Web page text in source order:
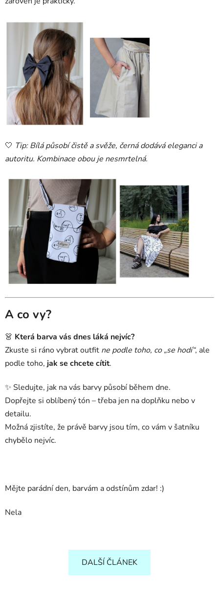
🤍 Tip: Bílá působí čistě a svěže, černá dodává eleganci a
autoritu. Kombinace obou je nesmrtelná.
A co vy?
👗 Která barva vás dnes láká nejvíc?
Zkuste si ráno vybrat outfit ne podle toho, co „se hodí“, ale
podle toho, jak se chcete cítit.
✨ Sledujte, jak na vás barvy působí během dne.
Dopřejte si oblíbený tón – třeba jen na doplňku nebo v
detailu.
Možná zjistíte, že právě barvy jsou tím, co vám v šatníku
chybělo nejvíc.
Mějte parádní den, barvám a odstínům zdar! :)
Nela
DALŠÍ ČLÁNEK